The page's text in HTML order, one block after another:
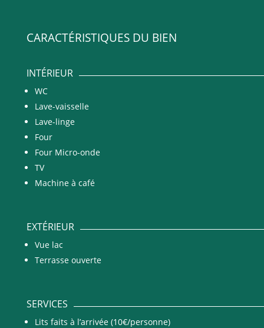
CARACTÉRISTIQUES DU BIEN
INTÉRIEUR
WC
Lave-vaisselle
Lave-linge
Four
Four Micro-onde
TV
Machine à café
EXTÉRIEUR
Vue lac
Terrasse ouverte
SERVICES
Lits faits à l’arrivée (10€/personne)